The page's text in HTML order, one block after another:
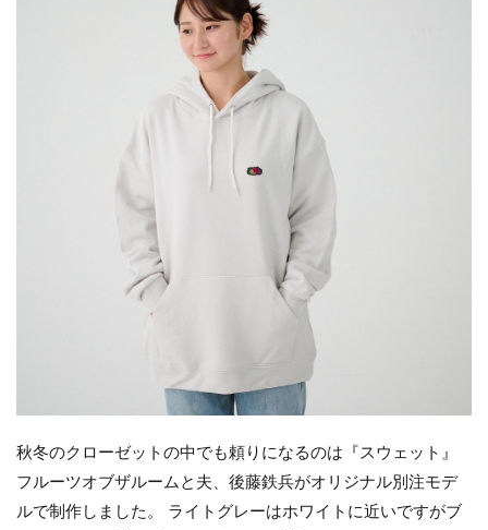
秋冬のクローゼットの中でも頼りになるのは『スウェット』
フルーツオブザルームと夫、後藤鉄兵がオリジナル別注モデ
ルで制作しました。 ライトグレーはホワイトに近いですがブ